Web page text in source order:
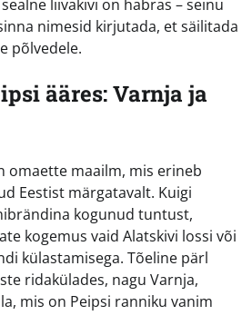
liivakivi on habras – seinu
nimesid kirjutada, et säilitada
põlvedele.
ääres: Varnja ja
omaette maailm, mis erineb
Eestist märgatavalt. Kuigi
kogunud tuntust,
kogemus vaid Alatskivi lossi või
külastamisega. Tõeline pärl
ridakülades, nagu Varnja,
mis on Peipsi ranniku vanim